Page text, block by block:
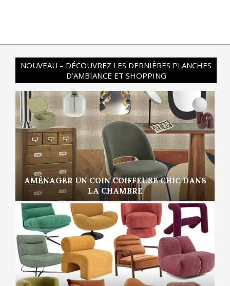
NOUVEAU – DÉCOUVREZ LES DERNIÈRES PLANCHES
D’AMBIANCE ET SHOPPING
AMÉNAGER UN COIN COIFFEUSE CHIC DANS
LA CHAMBRE